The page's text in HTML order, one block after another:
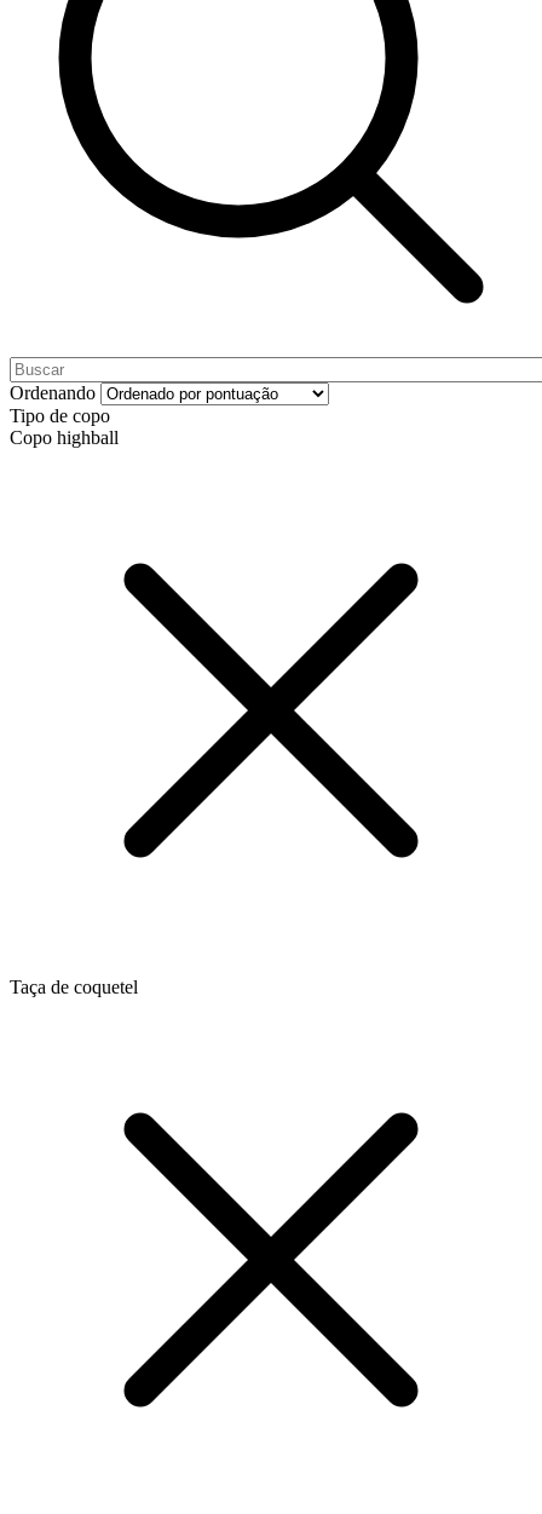
Ordenando
Tipo de copo
Copo highball
Taça de coquetel